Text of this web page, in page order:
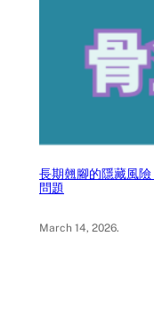
長期翹腳的隱藏風
問題
March 14, 2026.